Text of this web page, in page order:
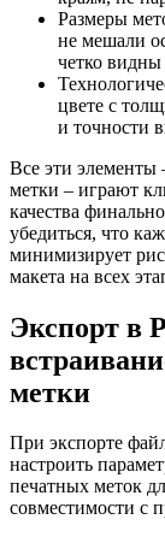
Размеры
не мешали
четко
цвете с
и точности
Все эти
метки – играют
качества
убедиться, что
минимизирует
макета на всех
Экспорт в
метки
При экспорте
настроить
печатных меток
совместимости с